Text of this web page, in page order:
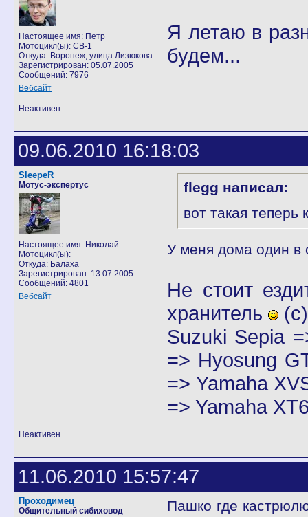
Настоящее имя: Петр
Мотоцикл(ы): CB-1
Откуда: Воронеж, улица Лизюкова
Зарегистрирован: 05.07.2005
Сообщений: 7976
Вебсайт
Я летаю в
будем...
Неактивен
09.06.2010 16:18:03
SleepeR
Мотус-экспертус
Настоящее имя: Николай
Мотоцикл(ы):
Откуда: Балаха
Зарегистрирован: 13.07.2005
Сообщений: 4801
Вебсайт
flegg написал:
вот такая
У меня дома один в
Не стоит
хранитель
(с)
Suzuki Sepia
=> Hyosung
=> Yamaha
=> Yamaha
Неактивен
11.06.2010 15:57:47
Проходимец
Общительный сибиховод
Пашко где